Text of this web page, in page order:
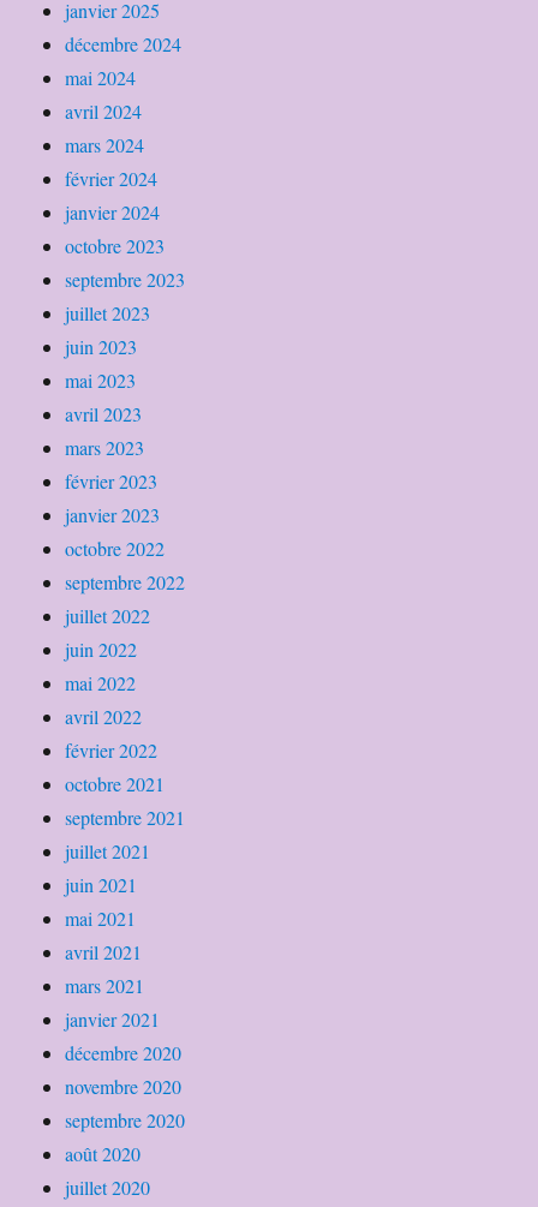
janvier 2025
décembre 2024
mai 2024
avril 2024
mars 2024
février 2024
janvier 2024
octobre 2023
septembre 2023
juillet 2023
juin 2023
mai 2023
avril 2023
mars 2023
février 2023
janvier 2023
octobre 2022
septembre 2022
juillet 2022
juin 2022
mai 2022
avril 2022
février 2022
octobre 2021
septembre 2021
juillet 2021
juin 2021
mai 2021
avril 2021
mars 2021
janvier 2021
décembre 2020
novembre 2020
septembre 2020
août 2020
juillet 2020